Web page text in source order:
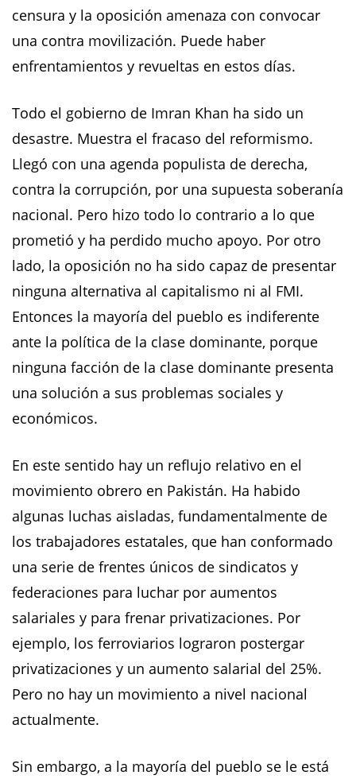
censura y la oposición amenaza con convocar
una contra movilización. Puede haber
enfrentamientos y revueltas en estos días.
Todo el gobierno de Imran Khan ha sido un
desastre. Muestra el fracaso del reformismo.
Llegó con una agenda populista de derecha,
contra la corrupción, por una supuesta soberanía
nacional. Pero hizo todo lo contrario a lo que
prometió y ha perdido mucho apoyo. Por otro
lado, la oposición no ha sido capaz de presentar
ninguna alternativa al capitalismo ni al FMI.
Entonces la mayoría del pueblo es indiferente
ante la política de la clase dominante, porque
ninguna facción de la clase dominante presenta
una solución a sus problemas sociales y
económicos.
En este sentido hay un reflujo relativo en el
movimiento obrero en Pakistán. Ha habido
algunas luchas aisladas, fundamentalmente de
los trabajadores estatales, que han conformado
una serie de frentes únicos de sindicatos y
federaciones para luchar por aumentos
salariales y para frenar privatizaciones. Por
ejemplo, los ferroviarios lograron postergar
privatizaciones y un aumento salarial del 25%.
Pero no hay un movimiento a nivel nacional
actualmente.
Sin embargo, a la mayoría del pueblo se le está